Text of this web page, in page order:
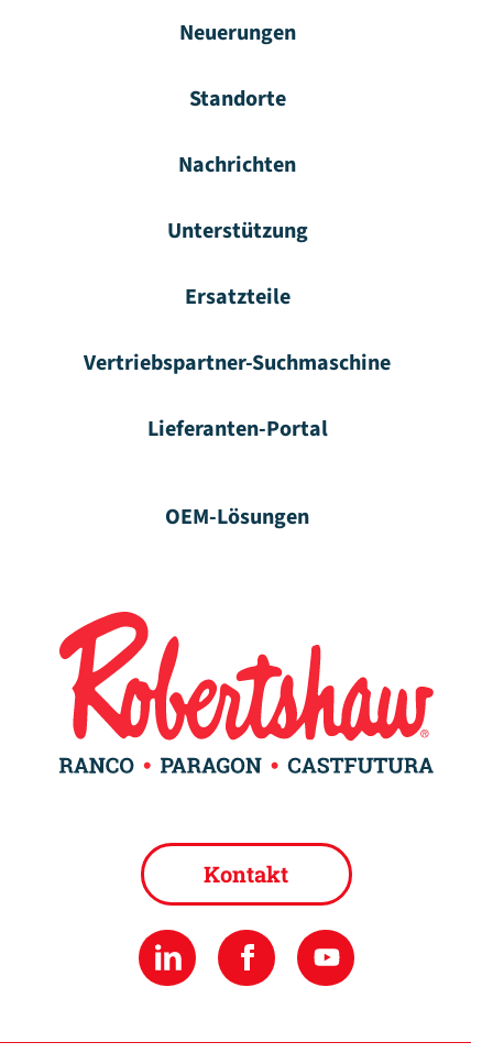
Neuerungen
Standorte
Nachrichten
Unterstützung
Ersatzteile
Vertriebspartner-Suchmaschine
Lieferanten-Portal
OEM-Lösungen
Kontakt